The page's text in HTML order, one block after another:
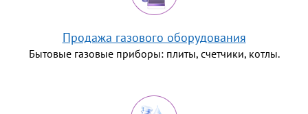
Продажа газового оборудования
Бытовые газовые приборы: плиты, счетчики, котлы.